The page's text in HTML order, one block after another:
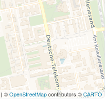
| ©OpenStreetMapcontributors ©CARTO